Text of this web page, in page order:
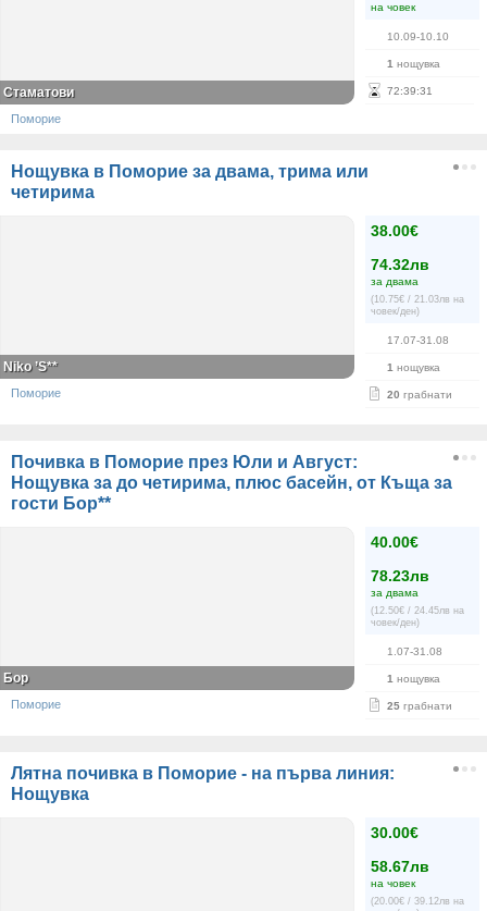
на човек
10.09-10.10
1 нощувка
72:39:30
Стаматови
Поморие
Нощувка в Поморие за двама, трима или
четирима
38.00€
74.32лв
за двама
(10.75€ / 21.03лв на
човек/ден)
17.07-31.08
1 нощувка
20 грабнати
Niko ’S**
Поморие
Почивка в Поморие през Юли и Август:
Нощувка за до четирима, плюс басейн, от Къща за
гости Бор**
40.00€
78.23лв
за двама
(12.50€ / 24.45лв на
човек/ден)
1.07-31.08
1 нощувка
25 грабнати
Бор
Поморие
Лятна почивка в Поморие - на първа линия:
Нощувка
30.00€
58.67лв
на човек
(20.00€ / 39.12лв на